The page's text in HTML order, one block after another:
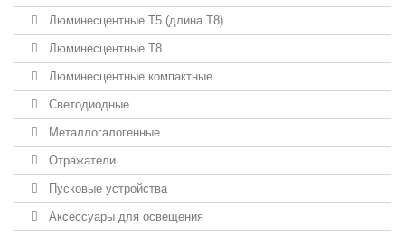
Люминесцентные T5 (длина T8)
Люминесцентные T8
Люминесцентные компактные
Светодиодные
Металлогалогенные
Отражатели
Пусковые устройства
Аксессуары для освещения